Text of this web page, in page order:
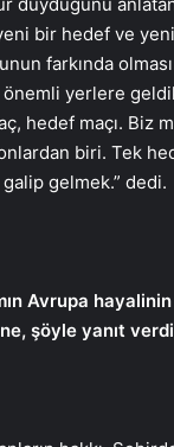
bir hedef ve
farkında
yerlere
hedef maçı. Biz
biri. Tek
galip gelmek.” dedi.
Avrupa hayalinin
şöyle yanıt